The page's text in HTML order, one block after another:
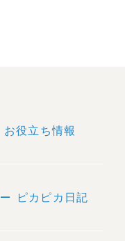
お役立ち情報
remove ピカピカ日記